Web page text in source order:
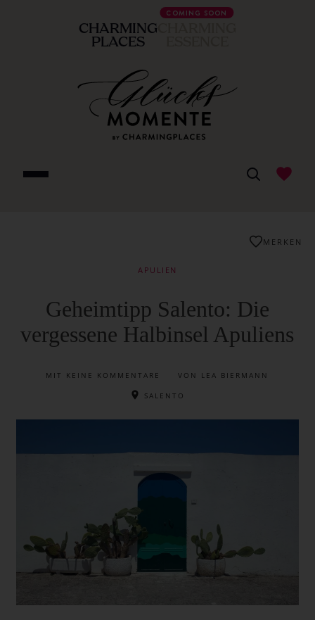
CHARMING
PLACES
COMING SOON
APULIEN
Geheimtipp Salento: Die
vergessene Halbinsel Apuliens
MIT KEINE KOMMENTARE VON LEA BIERMANN
SALENTO
MERKEN